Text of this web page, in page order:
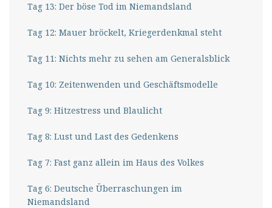
Tag 13: Der böse Tod im Niemandsland
Tag 12: Mauer bröckelt, Kriegerdenkmal steht
Tag 11: Nichts mehr zu sehen am Generalsblick
Tag 10: Zeitenwenden und Geschäftsmodelle
Tag 9: Hitzestress und Blaulicht
Tag 8: Lust und Last des Gedenkens
Tag 7: Fast ganz allein im Haus des Volkes
Tag 6: Deutsche Überraschungen im
Niemandsland